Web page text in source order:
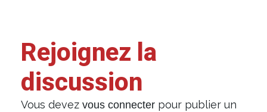
Rejoignez la
discussion
Vous devez vous connecter pour publier un